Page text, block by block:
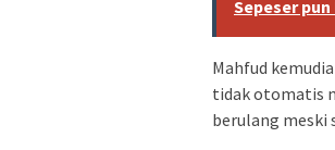
Sepeser
Mahfud
tidak otomatis
berulang meski